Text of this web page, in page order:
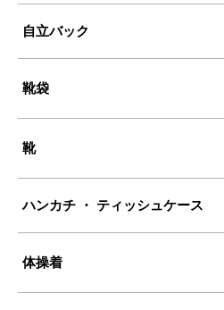
自立バック
靴袋
靴
ハンカチ ・ ティッシュケース
体操着